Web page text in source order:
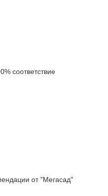
соответствие
от "Мегасад"